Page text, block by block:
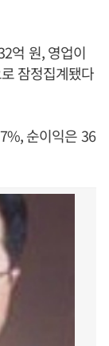
억 원, 영업이
잠정집계됐다
순이익은 36